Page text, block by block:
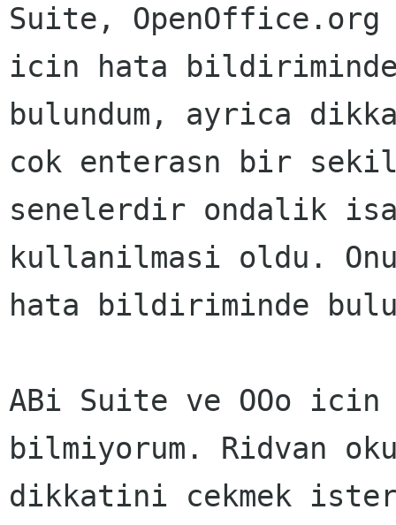
Suite,
icin hata
bulundum, ayrica
cok enterasn bir
senelerdir ondalik
kullanilmasi oldu.
hata bildiriminde
ABi Suite ve OOo icin
bilmiyorum. Ridvan
dikkatini cekmek